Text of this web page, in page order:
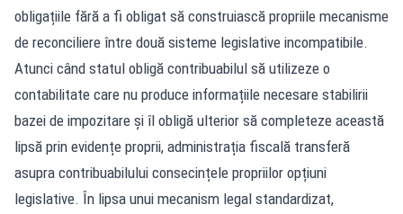
obligațiile fără a fi obligat să construiască propriile mecanisme
de reconciliere între două sisteme legislative incompatibile.
Atunci când statul obligă contribuabilul să utilizeze o
contabilitate care nu produce informațiile necesare stabilirii
bazei de impozitare și îl obligă ulterior să completeze această
lipsă prin evidențe proprii, administrația fiscală transferă
asupra contribuabilului consecințele propriilor opțiuni
legislative. În lipsa unui mecanism legal standardizat,